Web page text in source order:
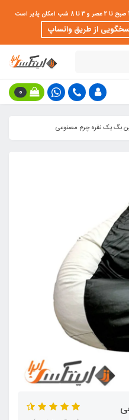
از طریق واتساپ
0
بگ یک نفره چرم مصنوعی